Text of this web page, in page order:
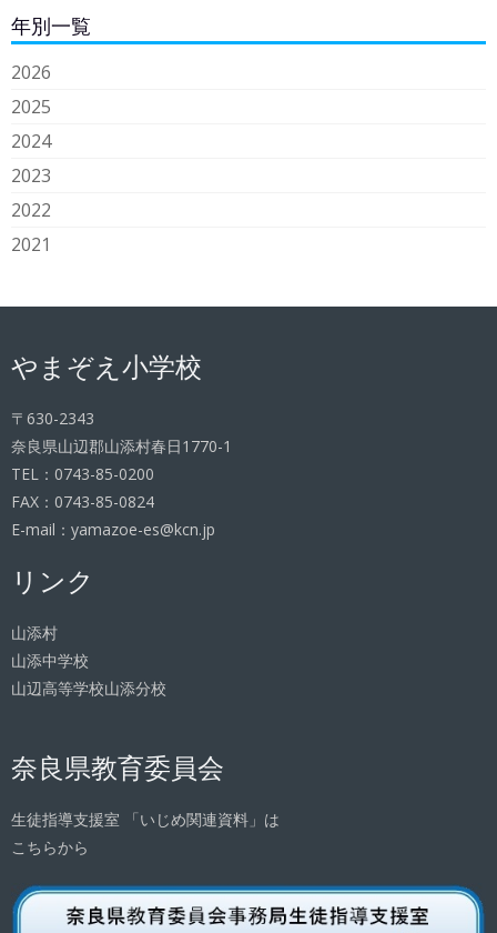
年別一覧
2026
2025
2024
2023
2022
2021
やまぞえ小学校
〒630-2343
奈良県山辺郡山添村春日1770-1
TEL：0743-85-0200
FAX：0743-85-0824
E-mail：yamazoe-es@kcn.jp
リンク
山添村
山添中学校
山辺高等学校山添分校
奈良県教育委員会
生徒指導支援室 「いじめ関連資料」は
こちらから